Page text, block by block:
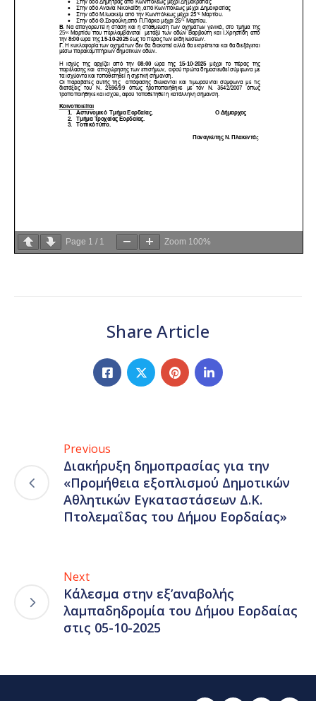
Page 1 / 1 Zoom 100%
Share Article
Previous
Διακήρυξη δημοπρασίας για την
«Προμήθεια εξοπλισμού Δημοτικών
Αθλητικών Εγκαταστάσεων Δ.Κ.
Πτολεμαΐδας του Δήμου Εορδαίας»
Next
Κάλεσμα στην εξ’αναβολής
λαμπαδηδρομία του Δήμου Εορδαίας
στις 05-10-2025